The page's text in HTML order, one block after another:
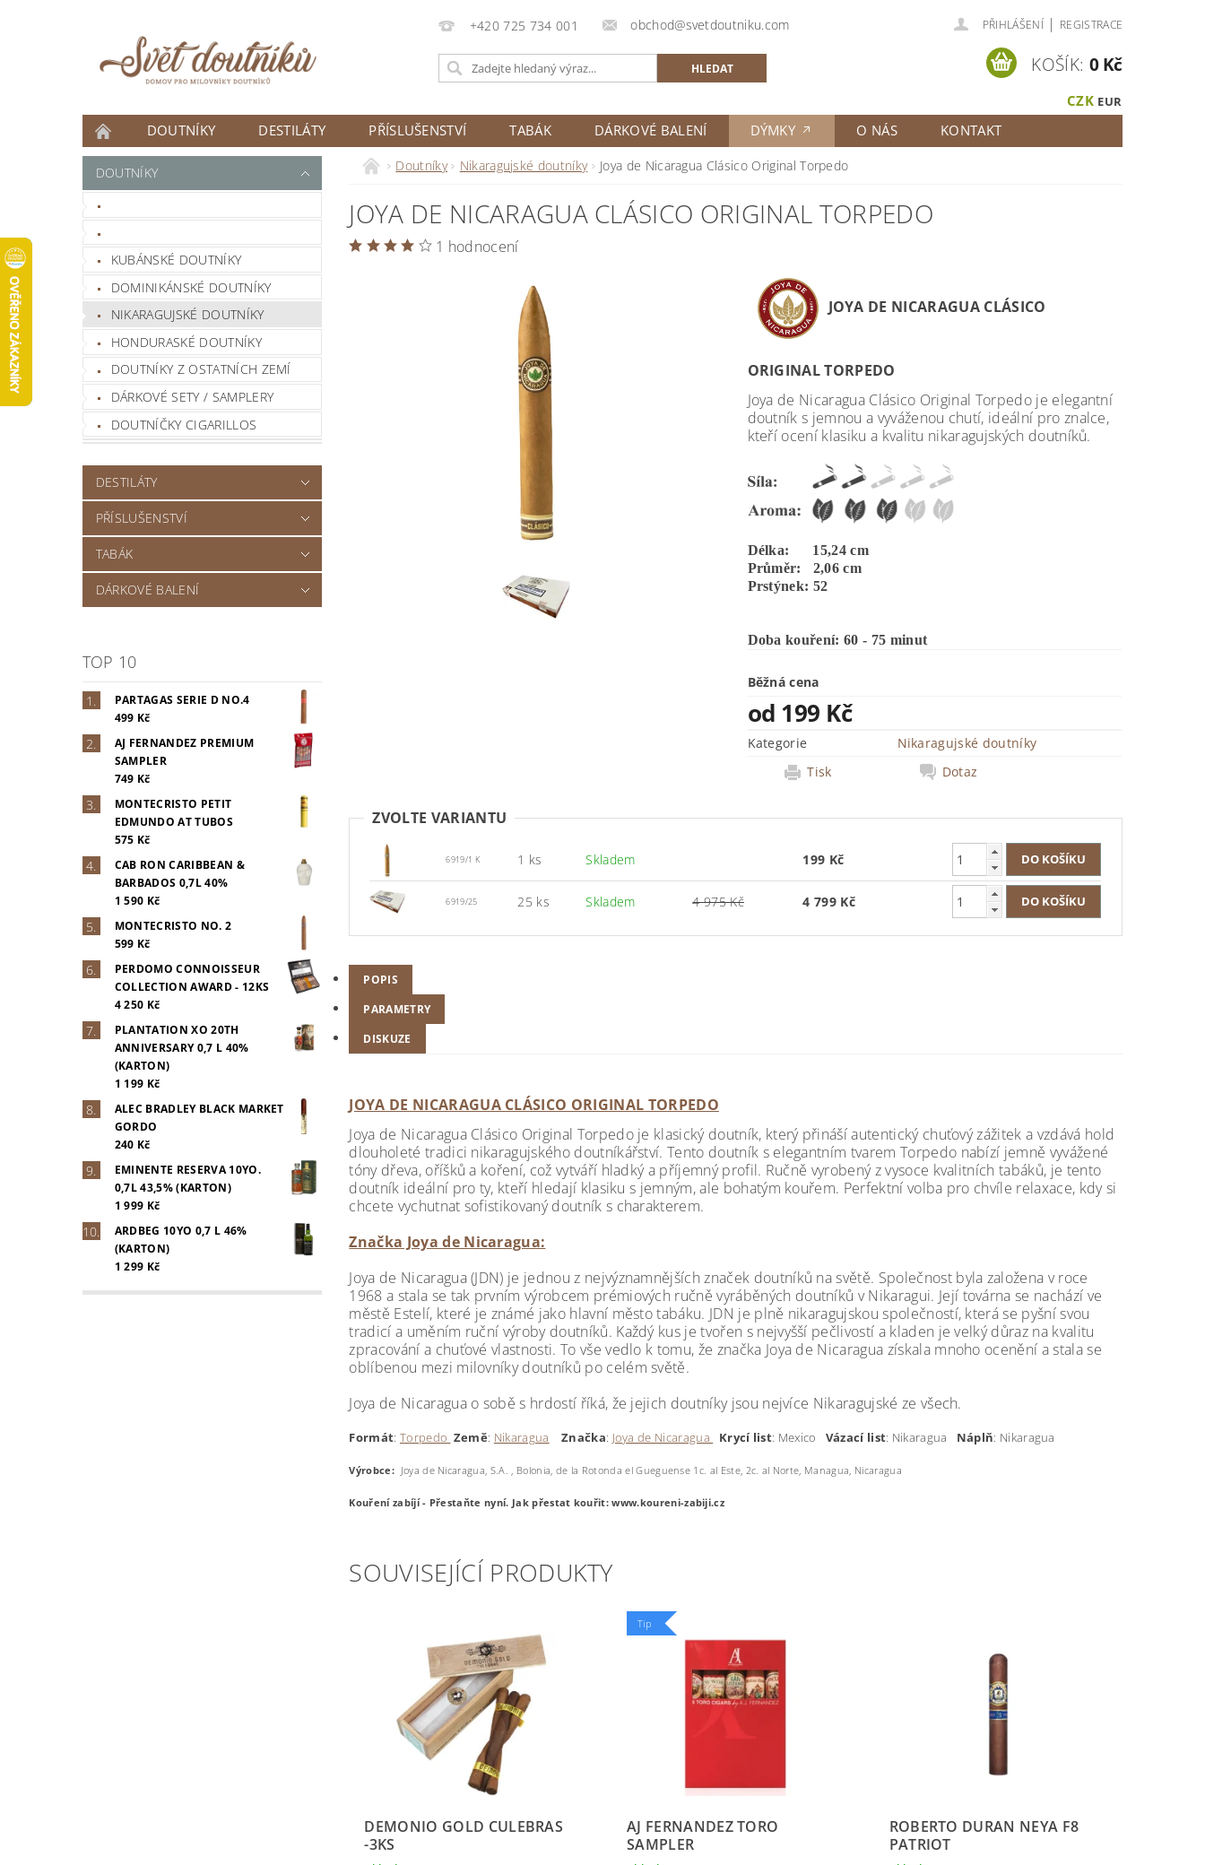
+420 725 734 001 obchod@svetdoutniku.com PŘIHLÁŠENÍ | REGISTRACE
CZK EUR
KOŠÍK: 0 Kč
DOUTNÍKY DESTILÁTY PŘÍSLUŠENSTVÍ TABÁK DÁRKOVÉ BALENÍ DÝMKY O NÁS
KONTAKT
ČLÁNKY
DOUTNÍKY
KUBÁNSKÉ DOUTNÍKY
DOMINIKÁNSKÉ DOUTNÍKY
NIKARAGUJSKÉ DOUTNÍKY
HONDURASKÉ DOUTNÍKY
DOUTNÍKY Z OSTATNÍCH ZEMÍ
DÁRKOVÉ SETY / SAMPLERY
DOUTNÍČKY CIGARILLOS
DESTILÁTY
PŘÍSLUŠENSTVÍ
TABÁK
DÁRKOVÉ BALENÍ
TOP 10
PARTAGAS SERIE D NO.4
499 Kč
AJ FERNANDEZ PREMIUM
SAMPLER
749 Kč
MONTECRISTO PETIT
EDMUNDO AT TUBOS
575 Kč
CAB RON CARIBBEAN &
BARBADOS 0,7L 40%
1 590 Kč
MONTECRISTO NO. 2
599 Kč
PERDOMO CONNOISSEUR
COLLECTION AWARD - 12KS
4 250 Kč
PLANTATION XO 20TH
ANNIVERSARY 0,7 L 40%
(KARTON)
1 199 Kč
ALEC BRADLEY BLACK MARKET
GORDO
240 Kč
EMINENTE RESERVA 10YO.
0,7L 43,5% (KARTON)
1 999 Kč
ARDBEG 10YO 0,7 L 46%
(KARTON)
1 299 Kč
Doutníky Nikaragujské doutníky Joya de Nicaragua Clásico Original Torpedo
JOYA DE NICARAGUA CLÁSICO ORIGINAL TORPEDO
1 hodnocení
JOYA DE NICARAGUA CLÁSICO
ORIGINAL TORPEDO
Joya de Nicaragua Clásico Original Torpedo je elegantní
doutník s jemnou a vyváženou chutí, ideální pro znalce,
kteří ocení klasiku a kvalitu nikaragujských doutníků.
Délka: 15,24 cm
Průměr: 2,06 cm
Prstýnek: 52
Doba kouření: 60 - 75 minut
Běžná cena
od 199 Kč
Kategorie
Nikaragujské doutníky
Tisk
Dotaz
ZVOLTE VARIANTU
6919/1 K 1 ks Skladem 199 Kč
6919/25 25 ks Skladem 4 975 Kč 4 799 Kč
POPIS
PARAMETRY
DISKUZE
JOYA DE NICARAGUA CLÁSICO ORIGINAL TORPEDO
Joya de Nicaragua Clásico Original Torpedo je klasický doutník, který přináší autentický chuťový zážitek a vzdává hold
dlouholeté tradici nikaragujského doutníkářství. Tento doutník s elegantním tvarem Torpedo nabízí jemně vyvážené
tóny dřeva, oříšků a koření, což vytváří hladký a příjemný profil. Ručně vyrobený z vysoce kvalitních tabáků, je tento
doutník ideální pro ty, kteří hledají klasiku s jemným, ale bohatým kouřem. Perfektní volba pro chvíle relaxace, kdy si
chcete vychutnat sofistikovaný doutník s charakterem.
Značka Joya de Nicaragua:
Joya de Nicaragua (JDN) je jednou z nejvýznamnějších značek doutníků na světě. Společnost byla založena v roce
1968 a stala se tak prvním výrobcem prémiových ručně vyráběných doutníků v Nikaragui. Její továrna se nachází ve
městě Estelí, které je známé jako hlavní město tabáku. JDN je plně nikaragujskou společností, která se pyšní svou
tradicí a uměním ruční výroby doutníků. Každý kus je tvořen s nejvyšší pečlivostí a kladen je velký důraz na kvalitu
zpracování a chuťové vlastnosti. To vše vedlo k tomu, že značka Joya de Nicaragua získala mnoho ocenění a stala se
oblíbenou mezi milovníky doutníků po celém světě.
Joya de Nicaragua o sobě s hrdostí říká, že jejich doutníky jsou nejvíce Nikaragujské ze všech.
Formát: Torpedo Země: Nikaragua Značka: Joya de Nicaragua Krycí list: Mexico Vázací list: Nikaragua Náplň: Nikaragua
Výrobce: Joya de Nicaragua, S.A. , Bolonia, de la Rotonda el Gueguense 1c. al Este, 2c. al Norte, Managua, Nicaragua
Kouření zabíjí - Přestaňte nyní. Jak přestat kouřit: www.koureni-zabiji.cz
SOUVISEJÍCÍ PRODUKTY
DEMONIO GOLD CULEBRAS
-3KS
Tip
AJ FERNANDEZ TORO
SAMPLER
ROBERTO DURAN NEYA F8
PATRIOT